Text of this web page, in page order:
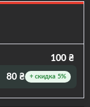
100 ₴
80 ₴ + скидка 5%